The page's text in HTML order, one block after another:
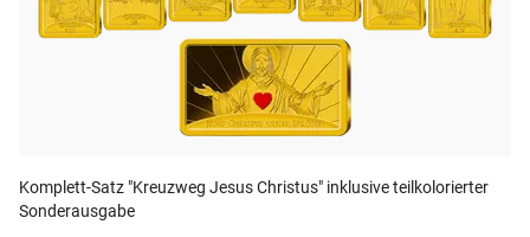
Komplett-Satz "Kreuzweg Jesus Christus" inklusive teilkolorierter
Sonderausgabe